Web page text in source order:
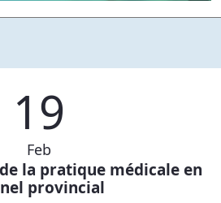
19
Feb
la pratique médicale en
provincial